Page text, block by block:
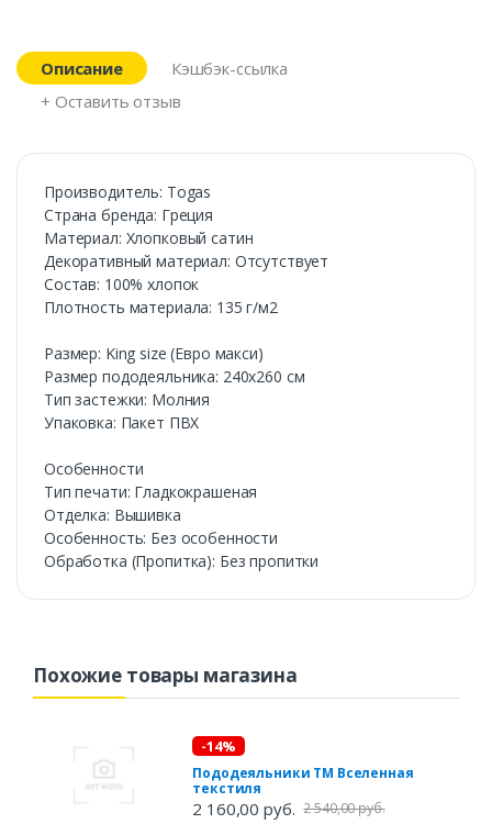
Описание
Кэшбэк-ссылка
+ Оставить отзыв
Производитель: Togas
Cтрана бренда: Греция
Материал: Хлопковый сатин
Декоративный материал: Отсутствует
Состав: 100% хлопок
Плотность материала: 135 г/м2
Размер: King size (Евро макси)
Размер пододеяльника: 240х260 см
Тип застежки: Молния
Упаковка: Пакет ПВХ
Особенности
Тип печати: Гладкокрашеная
Отделка: Вышивка
Особенность: Без особенности
Обработка (Пропитка): Без пропитки
Похожие товары магазина
-14%
Пододеяльники ТМ Вселенная
текстиля
2 160,00 руб. 2 540,00 руб.